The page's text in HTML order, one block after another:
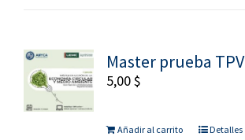
Master prueba TPV
5,00$
Añadir al carrito Detalles